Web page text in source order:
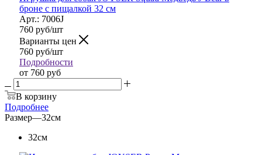
броне с пищалкой 32 см
Арт.: 7006J
760 руб/шт
Варианты цен
760 руб/шт
Подробности
от 760 руб
В корзину
Подробнее
Размер—32см
32см